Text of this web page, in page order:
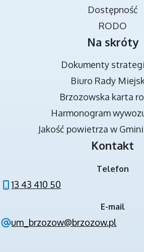
DOKUMENTY
BRZOZÓW -
Dostępność
RODO
Na skróty
Dokumenty
Biuro Rady
Brzozowska karta
Harmonogram
Jakość powietrza w
Kontakt
Telefon
13 43 410 50
E-mail
um_brzozow@brzozow.pl